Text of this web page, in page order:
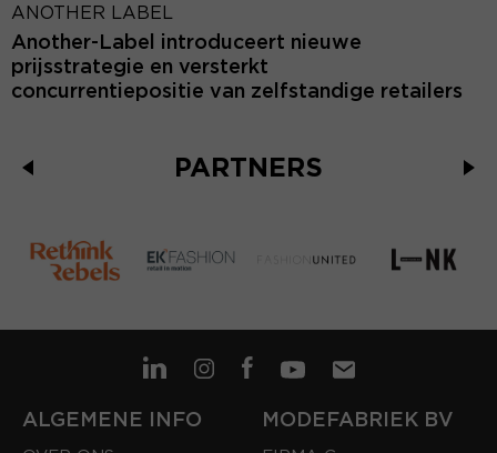
ANOTHER LABEL
Another-Label introduceert nieuwe
prijsstrategie en versterkt
concurrentiepositie van zelfstandige retailers
PARTNERS
ALGEMENE INFO MODEFABRIEK BV